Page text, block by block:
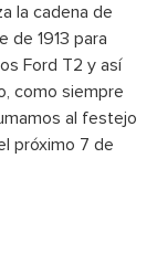
la cadena de
de 1913 para
Ford T2 y así
como siempre
al festejo
próximo 7 de